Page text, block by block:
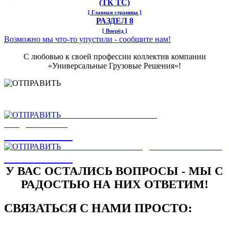
(ТК ТС)
[ Главная страница ]
РАЗДЕЛ 8
[ Вперёд ]
Возможно мы что-то упустили - сообщите нам!
С любовью к своей профессии коллектив компании
«Универсальные Грузовые Решения»!
У ВАС ОСТАЛИСЬ ВОПРОСЫ - МЫ С
РАДОСТЬЮ НА НИХ ОТВЕТИМ!
СВЯЗАТЬСЯ С НАМИ ПРОСТО: